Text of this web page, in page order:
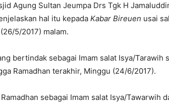
Agung Sultan Jeumpa Drs Tgk H
hal itu kepada Kabar Bireuen usai
5/2017) malam.
bertindak sebagai Imam salat Isya/Tarawih
Ramadhan terakhir, Minggu (24/6/2017).
sebagai Imam salat Isya/Tawarwih